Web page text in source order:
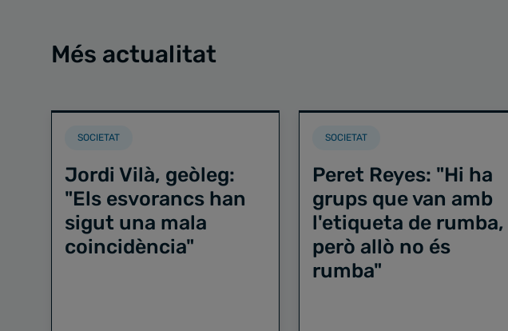
Més actualitat
SOCIETAT
Jordi Vilà, geòleg:
"Els esvorancs han
sigut una mala
coincidència"
SOCIETAT
Peret Reyes: "Hi ha
grups que van amb
l'etiqueta de rumba,
però allò no és
rumba"